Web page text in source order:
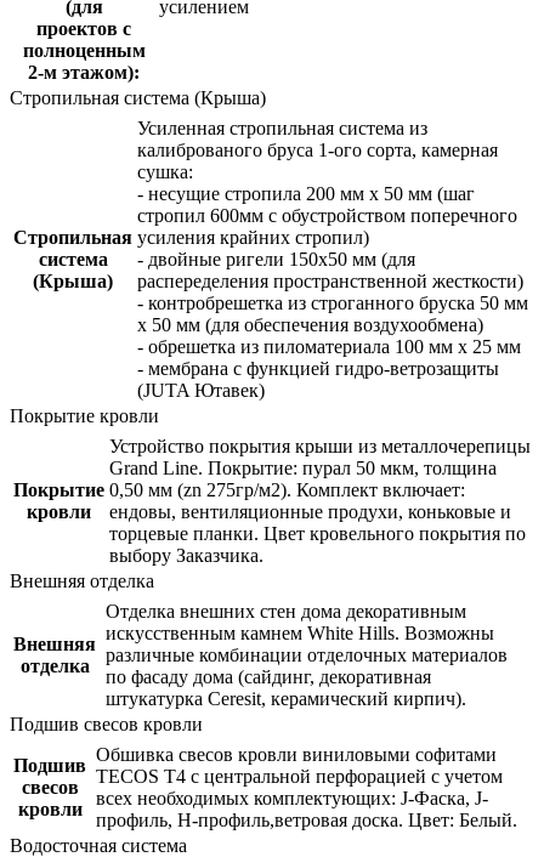
(для
проектов с
полноценным
2-м этажом):
усилением
Стропильная система (Крыша)
Стропильная
система
(Крыша)
Усиленная стропильная система из
калиброваного бруса 1-ого сорта, камерная
сушка:
- несущие стропила 200 мм x 50 мм (шаг
стропил 600мм с обустройством поперечного
усиления крайних стропил)
- двойные ригели 150х50 мм (для
распеределения пространственной жесткости)
- контробрешетка из строганного бруска 50 мм
x 50 мм (для обеспечения воздухообмена)
- обрешетка из пиломатериала 100 мм x 25 мм
- мембрана с функцией гидро-ветрозащиты
(JUTA Ютавек)
Покрытие кровли
Покрытие
кровли
Устройство покрытия крыши из металлочерепицы
Grand Line. Покрытие: пурал 50 мкм, толщина
0,50 мм (zn 275гр/м2). Комплект включает:
ендовы, вентиляционные продухи, коньковые и
торцевые планки. Цвет кровельного покрытия по
выбору Заказчика.
Внешняя отделка
Внешняя
отделка
Отделка внешних стен дома декоративным
искусственным камнем White Hills. Возможны
различные комбинации отделочных материалов
по фасаду дома (сайдинг, декоративная
штукатурка Ceresit, керамический кирпич).
Подшив свесов кровли
Подшив
свесов
кровли
Обшивка свесов кровли виниловыми софитами
TECOS Т4 с центральной перфорацией с учетом
всех необходимых комплектующих: J-Фаска, J-
профиль, Н-профиль,ветровая доска. Цвет: Белый.
Водосточная система